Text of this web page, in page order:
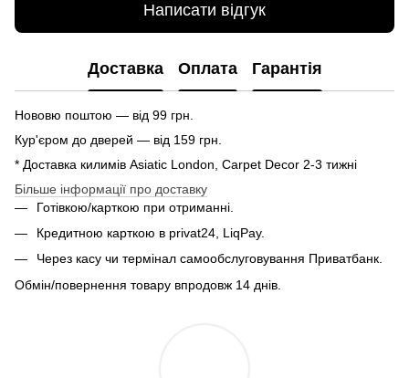
Написати відгук
Доставка Оплата Гарантія
Нововю поштою — від 99 грн.
Кур'єром до дверей — від 159 грн.
* Доставка килимів Asiatic London, Carpet Decor 2-3 тижні
Більше інформації про доставку
Готівкою/карткою при отриманні.
Кредитною карткою в privat24, LiqPay.
Через касу чи термінал самообслуговування Приватбанк.
Обмін/повернення товару впродовж 14 днів.